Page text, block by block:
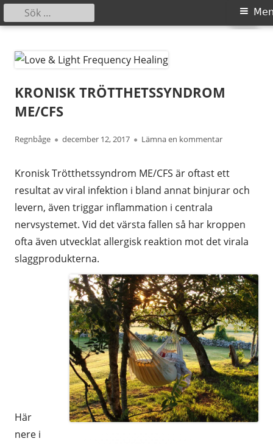
Primär
Sök
efter:
KRONISK TRÖTTHETSSYNDROM
ME/CFS
Författare
Regnbåge
Publicerat
december 12, 2017 Lämna en kommentarpå KRONISK
Kronisk Trötthetssyndrom ME/CFS är oftast ett
resultat av viral infektion i bland annat binjurar och
levern, även triggar inflammation i centrala
nervsystemet. Vid det värsta fallen så har kroppen
ofta även utvecklat allergisk reaktion mot det virala
slaggprodukterna.
Här
nere i